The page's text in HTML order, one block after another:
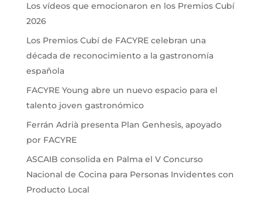
Los vídeos que emocionaron en los Premios Cubí
2026
Los Premios Cubí de FACYRE celebran una
década de reconocimiento a la gastronomía
española
FACYRE Young abre un nuevo espacio para el
talento joven gastronómico
Ferrán Adrià presenta Plan Genhesis, apoyado
por FACYRE
ASCAIB consolida en Palma el V Concurso
Nacional de Cocina para Personas Invidentes con
Producto Local